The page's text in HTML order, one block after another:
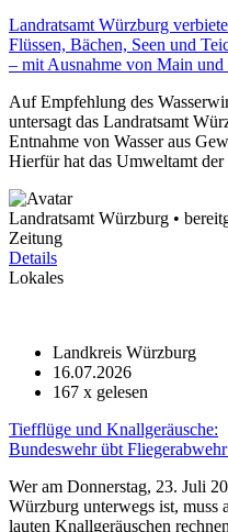
Landratsamt Würzburg
Flüssen, Bächen, Seen und
– mit Ausnahme von Main und
Auf Empfehlung des
untersagt das Landratsamt
Entnahme von Wasser aus
Hierfür hat das Umweltamt
Landratsamt Würzburg •
Zeitung
Details
Lokales
Landkreis Würzburg
16.07.2026
167 x gelesen
Tiefflüge und Knallgeräusche:
Bundeswehr übt
Wer am Donnerstag, 23. Juli
Würzburg unterwegs ist, muss
lauten Knallgeräuschen